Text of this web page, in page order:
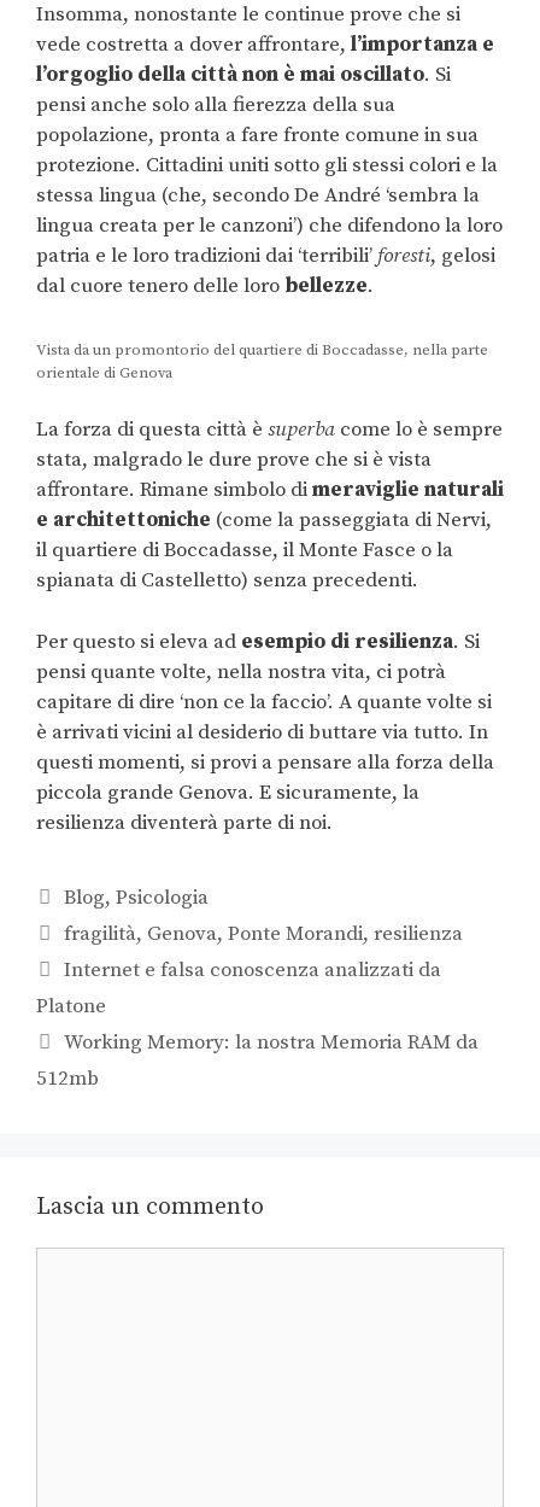
Insomma, nonostante le continue prove che si
vede costretta a dover affrontare, l’importanza e
l’orgoglio della città non è mai oscillato. Si
pensi anche solo alla fierezza della sua
popolazione, pronta a fare fronte comune in sua
protezione. Cittadini uniti sotto gli stessi colori e la
stessa lingua (che, secondo De André ‘sembra la
lingua creata per le canzoni’) che difendono la loro
patria e le loro tradizioni dai ‘terribili’ foresti, gelosi
dal cuore tenero delle loro bellezze.
Vista da un promontorio del quartiere di Boccadasse, nella parte
orientale di Genova
La forza di questa città è superba come lo è sempre
stata, malgrado le dure prove che si è vista
affrontare. Rimane simbolo dimeraviglie naturali
e architettoniche (come la passeggiata di Nervi,
il quartiere di Boccadasse, il Monte Fasce o la
spianata di Castelletto) senza precedenti.
Per questo si eleva ad esempio di resilienza. Si
pensi quante volte, nella nostra vita, ci potrà
capitare di dire ‘non ce la faccio’. A quante volte si
è arrivati vicini al desiderio di buttare via tutto. In
questi momenti, si provi a pensare alla forza della
piccola grande Genova. E sicuramente, la
resilienza diventerà parte di noi.
Blog,Psicologia
fragilità, Genova,Ponte Morandi,resilienza
Internet e falsa conoscenza analizzati da
Platone
Working Memory: la nostra Memoria RAM da
512mb
Lascia un commento